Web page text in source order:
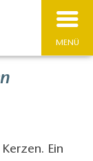
MENÜ
Ein